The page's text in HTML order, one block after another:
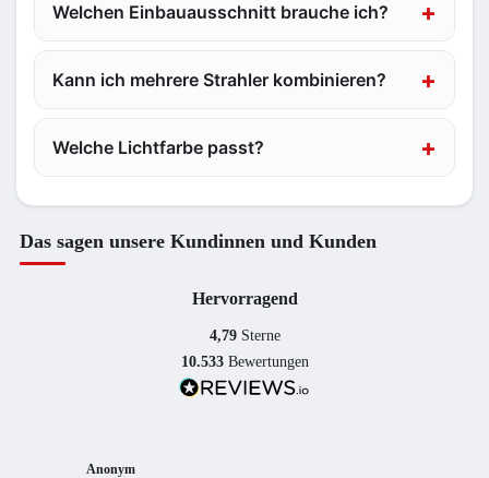
Welchen Einbauausschnitt brauche ich?
Kann ich mehrere Strahler kombinieren?
Welche Lichtfarbe passt?
Das sagen unsere Kundinnen und Kunden
Hervorragend
4,79 Sterne
10.533 Bewertungen
Anonym